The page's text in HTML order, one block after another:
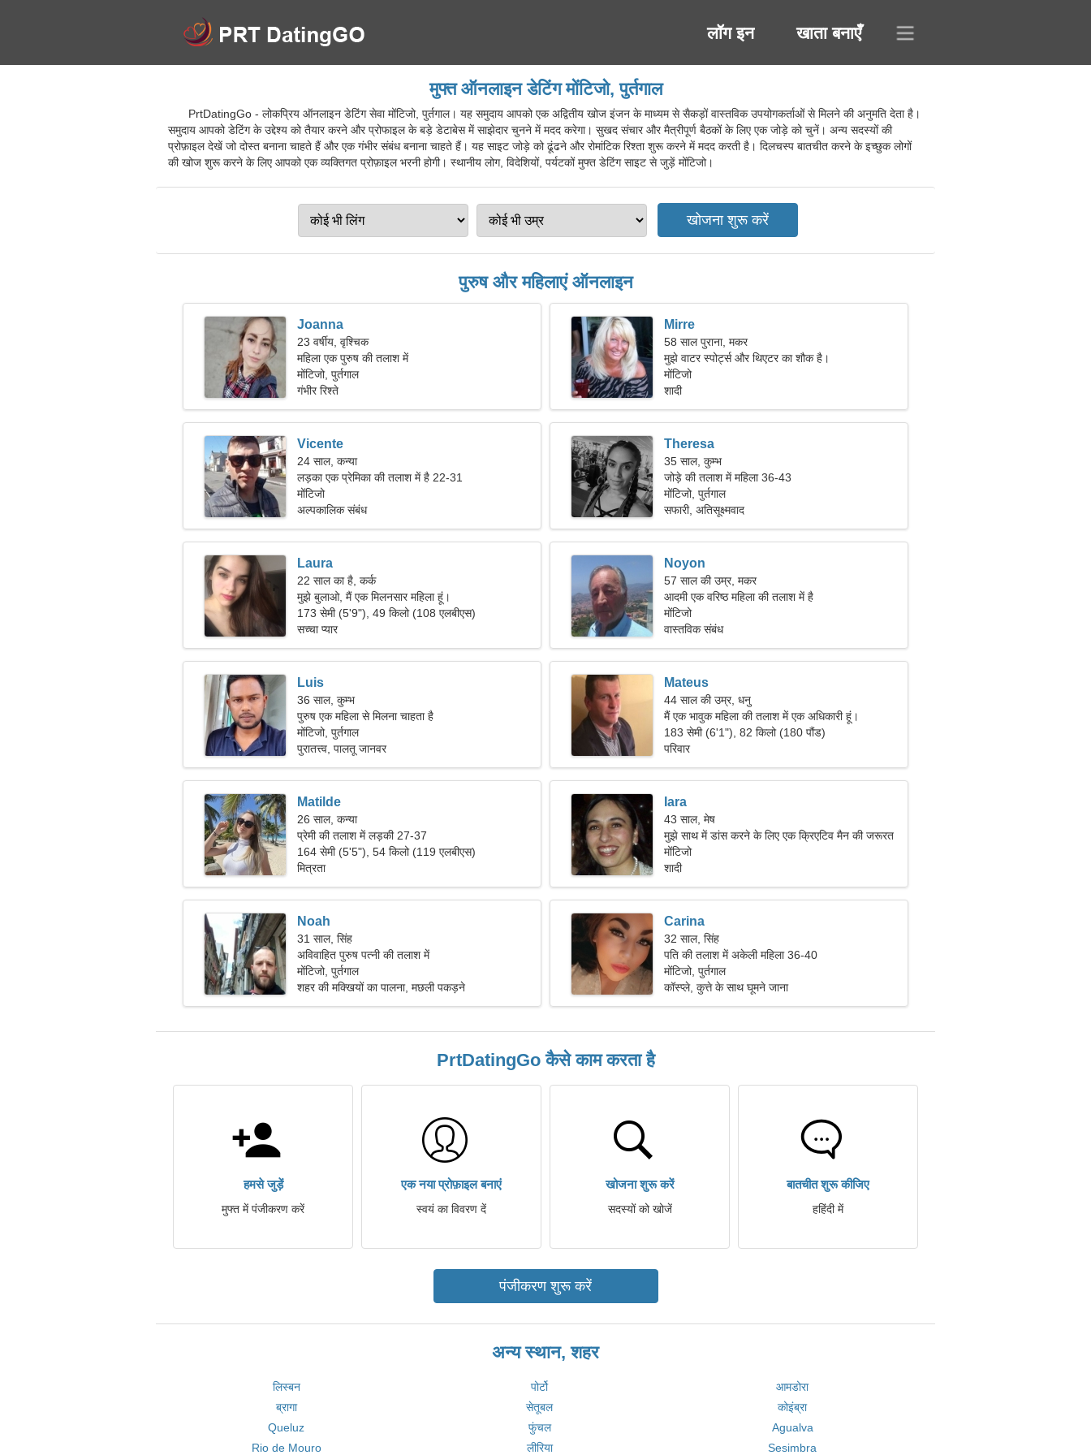
लॉग इन खाता बनाएँ
मुफ्त ऑनलाइन डेटिंग मोंटिजो, पुर्तगाल
PrtDatingGo - लोकप्रिय ऑनलाइन डेटिंग सेवा मोंटिजो, पुर्तगाल। यह समुदाय आपको एक अद्वितीय खोज इंजन के माध्यम से सैकड़ों वास्तविक उपयोगकर्ताओं से मिलने की अनुमति देता है।
समुदाय आपको डेटिंग के उद्देश्य को तैयार करने और प्रोफाइल के बड़े डेटाबेस में साझेदार चुनने में मदद करेगा। सुखद संचार और मैत्रीपूर्ण बैठकों के लिए एक जोड़े को चुनें। अन्य सदस्यों की
प्रोफ़ाइल देखें जो दोस्त बनाना चाहते हैं और एक गंभीर संबंध बनाना चाहते हैं। यह साइट जोड़े को ढूंढने और रोमांटिक रिश्ता शुरू करने में मदद करती है। दिलचस्प बातचीत करने के इच्छुक लोगों
की खोज शुरू करने के लिए आपको एक व्यक्तिगत प्रोफ़ाइल भरनी होगी। स्थानीय लोग, विदेशियों, पर्यटकों मुफ्त डेटिंग साइट से जुड़ें मोंटिजो।
पुरुष और महिलाएं ऑनलाइन
Joanna
23 वर्षीय, वृश्चिक
महिला एक पुरुष की तलाश में
मोंटिजो, पुर्तगाल
गंभीर रिश्ते
Mirre
58 साल पुराना, मकर
मुझे वाटर स्पोर्ट्स और थिएटर का शौक है।
मोंटिजो
शादी
Vicente
24 साल, कन्या
लड़का एक प्रेमिका की तलाश में है 22-31
मोंटिजो
अल्पकालिक संबंध
Theresa
35 साल, कुम्भ
जोड़े की तलाश में महिला 36-43
मोंटिजो, पुर्तगाल
सफारी, अतिसूक्ष्मवाद
Laura
22 साल का है, कर्क
मुझे बुलाओ, मैं एक मिलनसार महिला हूं।
173 सेमी (5'9"), 49 किलो (108 एलबीएस)
सच्चा प्यार
Noyon
57 साल की उम्र, मकर
आदमी एक वरिष्ठ महिला की तलाश में है
मोंटिजो
वास्तविक संबंध
Luis
36 साल, कुम्भ
पुरुष एक महिला से मिलना चाहता है
मोंटिजो, पुर्तगाल
पुरातत्त्व, पालतू जानवर
Mateus
44 साल की उम्र, धनु
मैं एक भावुक महिला की तलाश में एक अधिकारी हूं।
183 सेमी (6'1"), 82 किलो (180 पौंड)
परिवार
Matilde
26 साल, कन्या
प्रेमी की तलाश में लड़की 27-37
164 सेमी (5'5"), 54 किलो (119 एलबीएस)
मित्रता
Iara
43 साल, मेष
मुझे साथ में डांस करने के लिए एक क्रिएटिव मैन की जरूरत
है।
मोंटिजो
शादी
Noah
31 साल, सिंह
अविवाहित पुरुष पत्नी की तलाश में
मोंटिजो, पुर्तगाल
शहर की मक्खियों का पालना, मछली पकड़ने
Carina
32 साल, सिंह
पति की तलाश में अकेली महिला 36-40
मोंटिजो, पुर्तगाल
कॉस्प्ले, कुत्ते के साथ घूमने जाना
PrtDatingGo कैसे काम करता है
हमसे जुड़ें
मुफ्त में पंजीकरण करें
एक नया प्रोफ़ाइल बनाएं
स्वयं का विवरण दें
खोजना शुरू करें
सदस्यों को खोजें
बातचीत शुरू कीजिए
हहिंदी में
पंजीकरण शुरू करें
अन्य स्थान, शहर
लिस्बन पोर्टो
आमडोरा
ब्रागा
सेतूबल
कोइंब्रा
Queluz
फुंचल
Agualva
Rio de Mouro
लीरिया Sesimbra